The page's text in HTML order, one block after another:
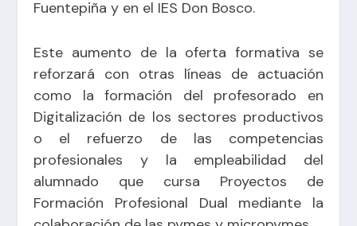
Fuentepiña y en el IES Don Bosco.
Este aumento de la oferta formativa se
reforzará con otras líneas de actuación
como la formación del profesorado en
Digitalización de los sectores productivos
o el refuerzo de las competencias
profesionales y la empleabilidad del
alumnado que cursa Proyectos de
Formación Profesional Dual mediante la